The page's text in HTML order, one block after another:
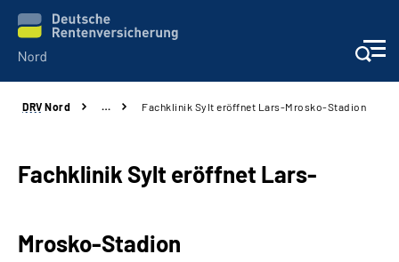
Aktuelles
Services
DRV Nord … Fachklinik Sylt eröffnet Lars-Mrosko-Stadion
Fachklinik Sylt eröffnet Lars-
Mrosko-Stadion